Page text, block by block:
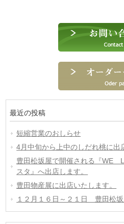
最近の投稿
短縮営業のおしらせ
4月中旬から上中のしだれ桃に出
豊田松坂屋で開催される『
スタ』へ出店します。
豊田物産展に出店いたします。
１２月１６日～２１日 豊田松